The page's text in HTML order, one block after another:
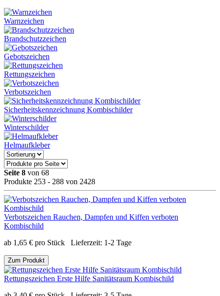
Warnzeichen
Brandschutzzeichen
Gebotszeichen
Rettungszeichen
Verbotszeichen
Sicherheitskennzeichnung Kombischilder
Winterschilder
Helmaufkleber
Seite 8 von 68
Produkte 253 - 288 von 2428
Verbotszeichen Rauchen, Dampfen und Kiffen verboten
Kombischild
ab 1,65 € pro Stück Lieferzeit: 1-2 Tage
Zum Produkt
Rettungszeichen Erste Hilfe Sanitätsraum Kombischild